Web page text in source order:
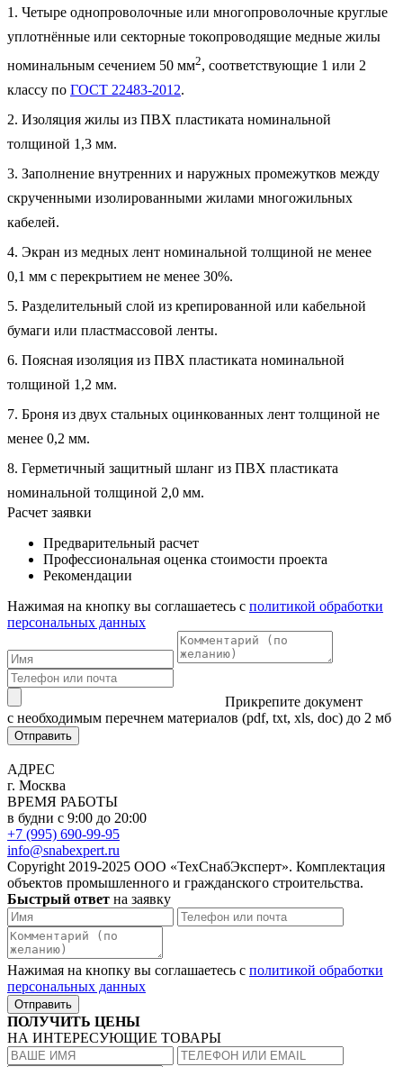
1. Четыре однопроволочные или многопроволочные круглые
уплотнённые или секторные токопроводящие медные жилы
номинальным сечением 50 мм2, соответствующие 1 или 2
классу по ГОСТ 22483-2012.
2. Изоляция жилы из ПВХ пластиката номинальной
толщиной 1,3 мм.
3. Заполнение внутренних и наружных промежутков между
скрученными изолированными жилами многожильных
кабелей.
4. Экран из медных лент номинальной толщиной не менее
0,1 мм с перекрытием не менее 30%.
5. Разделительный слой из крепированной или кабельной
бумаги или пластмассовой ленты.
6. Поясная изоляция из ПВХ пластиката номинальной
толщиной 1,2 мм.
7. Броня из двух стальных оцинкованных лент толщиной не
менее 0,2 мм.
8. Герметичный защитный шланг из ПВХ пластиката
номинальной толщиной 2,0 мм.
Расчет заявки
Предварительный расчет
Профессиональная оценка стоимости проекта
Рекомендации
Нажимая на кнопку вы соглашаетесь с политикой обработки
персональных данных
Прикрепите документ
с необходимым перечнем материалов (pdf, txt, xls, doc) до 2 мб
Отправить
АДРЕС
г. Москва
ВРЕМЯ РАБОТЫ
в будни с 9:00 до 20:00
+7 (995) 690-99-95
info@snabexpert.ru
Copyright 2019-2025 ООО «ТехСнабЭксперт». Комплектация
объектов промышленного и гражданского строительства.
Быстрый ответ на заявку
Нажимая на кнопку вы соглашаетесь с политикой обработки
персональных данных
Отправить
ПОЛУЧИТЬ ЦЕНЫ
НА ИНТЕРЕСУЮЩИЕ ТОВАРЫ